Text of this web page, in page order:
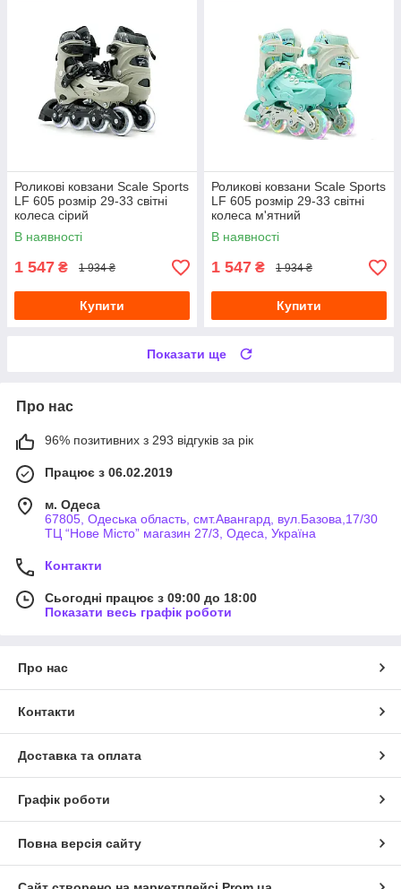
Роликові ковзани Scale Sports
LF 605 розмір 29-33 світні
колеса сірий
В наявності
1 547 ₴ 1 934 ₴
Купити
Роликові ковзани Scale Sports
LF 605 розмір 29-33 світні
колеса м'ятний
В наявності
1 547 ₴ 1 934 ₴
Купити
Показати ще
Про нас
96% позитивних з 293 відгуків за рік
Працює з 06.02.2019
м. Одеса
67805, Одеська область, смт.Авангард, вул.Базова,17/30
ТЦ “Нове Місто” магазин 27/3, Одеса, Україна
Контакти
Сьогодні працює з 09:00 до 18:00
Показати весь графік роботи
Про нас
Контакти
Доставка та оплата
Графік роботи
Повна версія сайту